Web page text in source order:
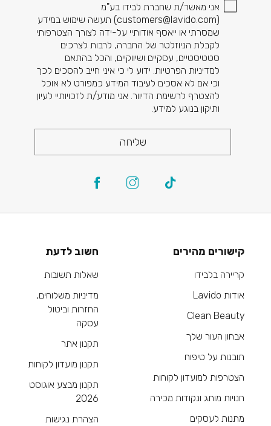
אני מאשר/ת שחברת לבידו בע"מ
(
customers@lavido.com) תעשה שימוש במידע
שמסרתי או ייאסף אודותיי על-ידה לצורך הצטרפותי
לקבלת הניוזלטר של החברה, לרבות לצרכים
סטטיסטיים, עסקיים ושיווקיים, והכל בהתאם
למדיניות הפרטיות. ידוע לי כי איני חייב להסכים לכך
וכי אם לא אסכים לעיבוד המידע כמפורט לא אוכל
להצטרף לרשימת הדיוור. אני מודע/ת לזכויותיי לעיון
ותיקון בנוגע למידע.
שליחה
קישורים מהירים
קריירה בלבידו
אודות Lavido
Clean Beauty
אבחון העור שלך
תובנות על טיפוח
הצטרפות למועדון לקוחות
חנויות מותג ונקודות מכירה
מתנות לעסקים
חשוב לדעת
שאלות תשובות
מדיניות משלוחים,
החזרות וביטול
עסקה
תקנון אתר
תקנון מועדון לקוחות
תקנון מבצע אוגוסט
2026
הצהרת נגישות